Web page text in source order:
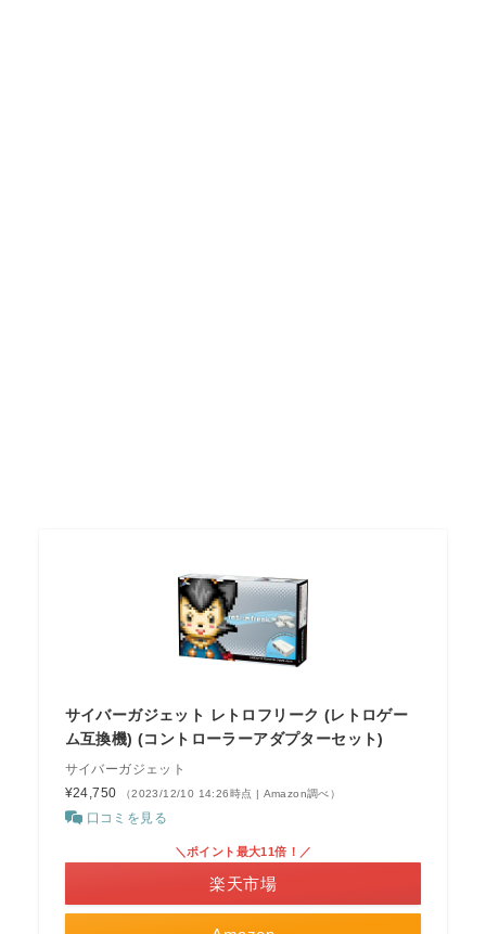
サイバーガジェット レトロフリーク (レトロゲー
ム互換機) (コントローラーアダプターセット)
サイバーガジェット
¥24,750
（2023/12/10 14:26時点 | Amazon調べ）
口コミを見る
＼ポイント最大11倍！／
楽天市場